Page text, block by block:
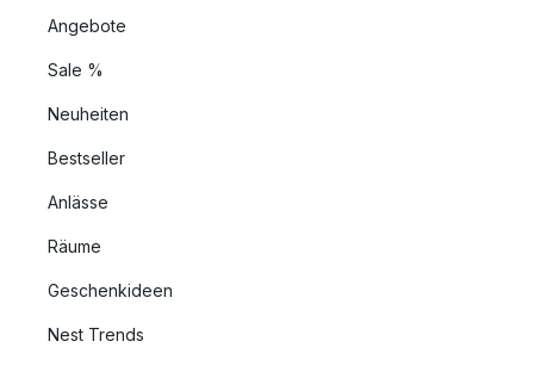
Angebote
Sale %
Neuheiten
Bestseller
Anlässe
Räume
Geschenkideen
Nest Trends